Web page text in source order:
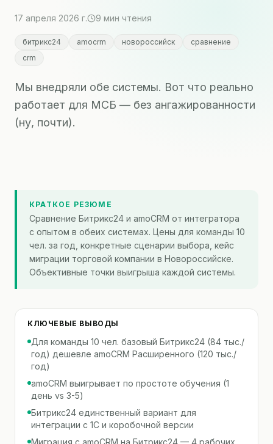
17 апреля 2026 г. 9 мин чтения
битрикс24 amocrm новороссийск
сравнение
crm
Мы внедряли обе системы. Вот что реально
работает для МСБ — без ангажированности
(ну, почти).
КРАТКОЕ РЕЗЮМЕ
Сравнение Битрикс24 и amoCRM от интегратора
с опытом в обеих системах. Цены для команды 10
чел. за год, конкретные сценарии выбора, кейс
миграции торговой компании в Новороссийске.
Объективные точки выигрыша каждой системы.
КЛЮЧЕВЫЕ ВЫВОДЫ
Для команды 10 чел. базовый Битрикс24 (84 тыс./
год) дешевле amoCRM Расширенного (120 тыс./
год)
amoCRM выигрывает по простоте обучения (1
день vs 3-5)
Битрикс24 единственный вариант для
интеграции с 1С и коробочной версии
Миграция с amoCRM на Битрикс24 — 4 рабочих